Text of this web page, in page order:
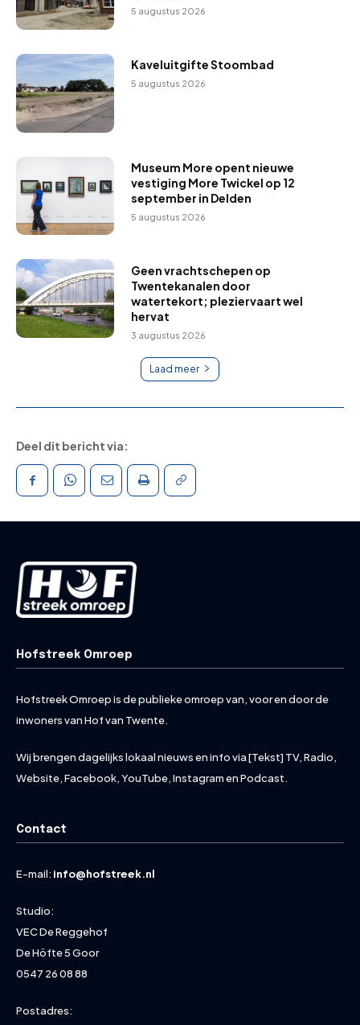
5 augustus 2026
Kaveluitgifte Stoombad
5 augustus 2026
Museum More opent nieuwe
vestiging More Twickel op 12
september in Delden
5 augustus 2026
Geen vrachtschepen op
Twentekanalen door
watertekort; pleziervaart wel
hervat
3 augustus 2026
Laad meer
Deel dit bericht via:
Hofstreek Omroep
Hofstreek Omroep is de publieke omroep van, voor en door de
inwoners van Hof van Twente.
Wij brengen dagelijks lokaal nieuws en info via [Tekst] TV, Radio,
Website, Facebook, YouTube, Instagram en Podcast.
Contact
E-mail: info@hofstreek.nl
Studio:
VEC De Reggehof
De Höfte 5 Goor
0547 26 08 88
Postadres: